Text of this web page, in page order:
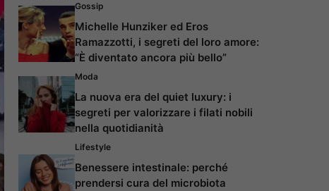
Gossip
Michelle Hunziker ed Eros
Ramazzotti, i segreti del loro amore:
“È diventato ancora più bello”
Moda
La nuova era del quiet luxury: i
segreti per valorizzare i filati nobili
nella quotidianità
Lifestyle
Benessere intestinale: perché
prendersi cura del microbiota